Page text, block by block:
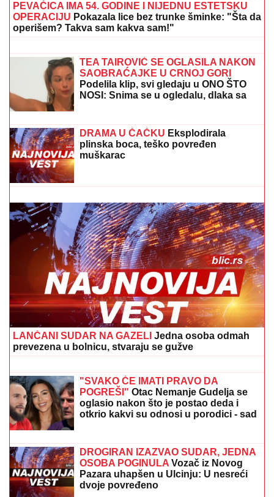
PEVAČICA IMA 54. GODINE I NIJEDNU ESTETSKU
OPERACIJU Pokazala lice bez trunke šminke: "Šta da
operišem? Takva sam kakva sam!"
POKAZALA TELO U BIKINIJU
Voditeljka nakon porođaja ima telo za
medalju: Obavlja seoske poslove, a
kada se skine muškarcima padnu
vilice
Podelila klip, svi gledaju u ONO ŠTO
NOSI: Snima se u ogledalu, dlaka sa
glave joj ne fali
"ZLO ĆE SE PRETVARATI DA JE DOBRO"Dea
Đurđević iznenadila objavom, voditeljka podelila
savet: "Kad god vidiš zlo, veruj da je zlo"
DRAMA U ČAČKUEksplodirala
plinska boca, teško povređen
muškarac
Gibanica sa mlincima: Ukusna zamena
za klasične kore - Osvaja na prvi
zalogaj